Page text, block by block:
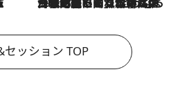
セッション TOP